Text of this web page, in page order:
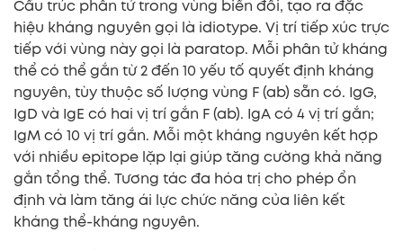
Cấu trúc phân tử trong vùng biến đổi, tạo ra đặc
hiệu kháng nguyên gọi là idiotype. Vị trí tiếp xúc trực
tiếp với vùng này gọi là paratop. Mỗi phân tử kháng
thể có thể gắn từ 2 đến 10 yếu tố quyết định kháng
nguyên, tùy thuộc số lượng vùng F (ab) sẵn có. IgG,
IgD và IgE có hai vị trí gắn F (ab). IgA có 4 vị trí gắn;
IgM có 10 vị trí gắn. Mỗi một kháng nguyên kết hợp
với nhiều epitope lặp lại giúp tăng cường khả năng
gắn tổng thể. Tương tác đa hóa trị cho phép ổn
định và làm tăng ái lực chức năng của liên kết
kháng thể-kháng nguyên.